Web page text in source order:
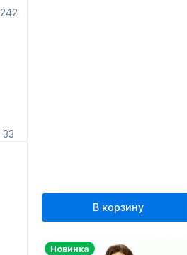
242
33
В корзину
Новинка